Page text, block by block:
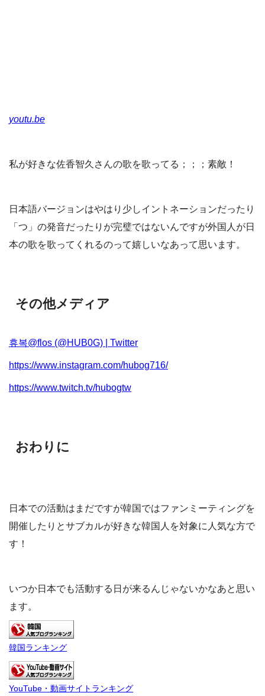
youtu.be
私が好きな佐香智久さんの歌を歌ってる；；；素敵！
日本語バージョンはやはり少しイントネーションだったり
「つ」の発音だったりが完璧ではないんですが外国人が日
本の歌を歌ってくれるのって嬉しいなあって思います。
その他メディア
휴복@flos (@HUB0G) | Twitter
https://www.instagram.com/hubog716/
https://www.twitch.tv/hubogtw
おわりに
日本での活動はまだですが韓国ではファンミーティングを
開催したりとサブカルが好きな韓国人を対象に人気な方で
す！
いつか日本でも活動する日が来るんじゃないかなあと思い
ます。
韓国ランキング
YouTube・動画サイトランキング